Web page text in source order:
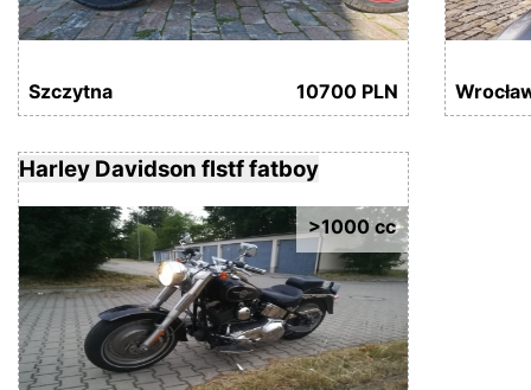
Szczytna 10700 PLN
Harley Davidson flstf fatboy
>1000 cc